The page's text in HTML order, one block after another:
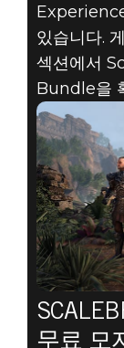
있습니다.
섹션에서
Bundle을
무료 모